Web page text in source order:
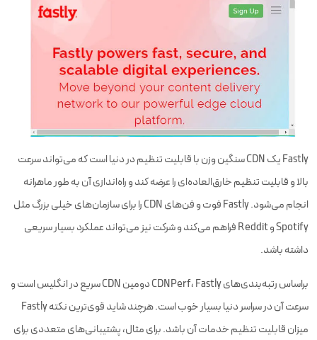
Fastly یک CDN سنگین وزن با قابلیت تنظیم در دنیا است که می‌تواند سرعت
بالا و قابلیت تنظیم خارق‌العاده‌ای را عرضه کند و راه‌اندازی آن به طور ماهرانه
انجام می‌شود. Fastly فوت و فن‌های CDN را برای سازمان‌های خیلی بزرگ مثل
Spotify و Reddit فراهم می‌کند و شرکت نیز می‌تواند عملکرد بسیار سریعی
داشته باشد.
براساس رتبه‌بندی‌های CDNPerf، Fastly دومین CDN سریع در انگلیس است و
سرعت آن در سراسر دنیا بسیار خوب است. هرچند شاید قوی‌ترین نکته‌ Fastly
میزان قابلیت تنظیم خدمات آن باشد. برای مثال، پشتیبانی‌های متعددی برای